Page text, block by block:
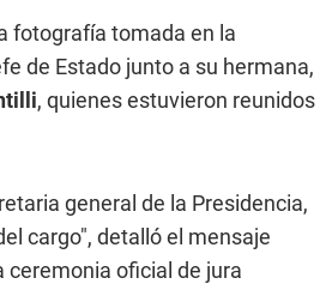
fotografía tomada en la
de Estado junto a su hermana,
, quienes estuvieron reunidos
general de la Presidencia,
cargo", detalló el mensaje
ceremonia oficial de jura